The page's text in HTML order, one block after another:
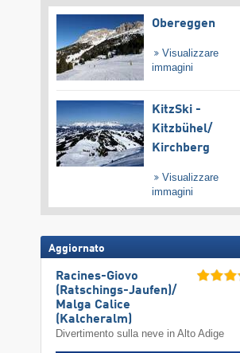
Obereggen
Visualizzare
immagini
KitzSki -
Kitzbühel/​
Kirchberg
Visualizzare
immagini
Aggiornato
Racines-Giovo
(Ratschings-Jaufen)/​
Malga Calice
(Kalcheralm)
Divertimento sulla neve in Alto Adige